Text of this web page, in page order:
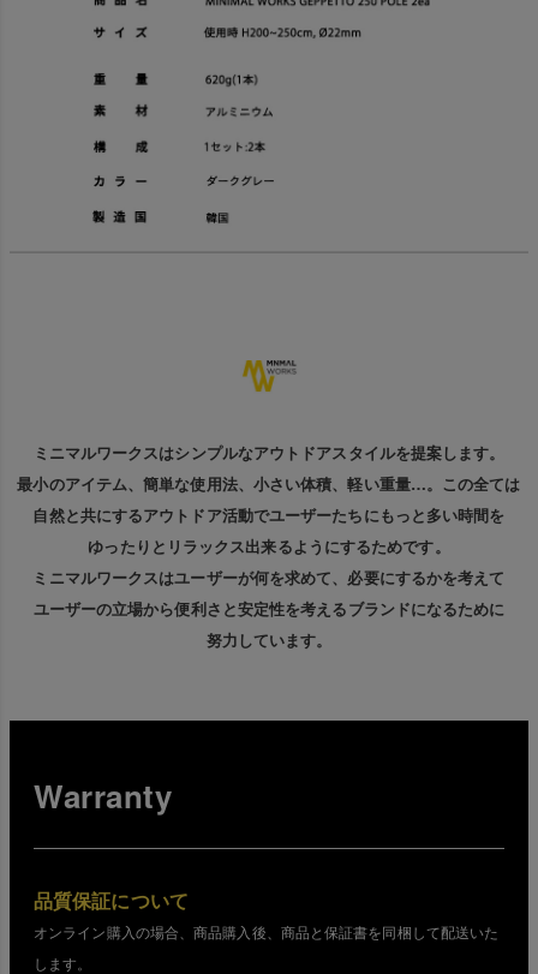
ミニマルワークスはシンプルなアウトドアスタイルを提案します。
最小のアイテム、簡単な使用法、小さい体積、軽い重量…。この全ては
自然と共にするアウトドア活動でユーザーたちにもっと多い時間を
ゆったりとリラックス出来るようにするためです。
ミニマルワークスはユーザーが何を求めて、必要にするかを考えて
ユーザーの立場から便利さと安定性を考えるブランドになるために
努力しています。
Warranty
品質保証について
オンライン購入の場合、商品購入後、商品と保証書を同梱して配送いた
します。